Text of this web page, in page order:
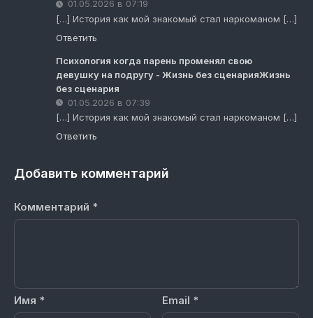
01.05.2026 в 07:19
[…] История как мой знакомый стал наркоманом […]
Ответить
Психология когда парень променял свою
девушку на подругу - Жизнь без сценарияЖизнь
без сценария
01.05.2026 в 07:39
[…] История как мой знакомый стал наркоманом […]
Ответить
Добавить комментарий
Комментарий *
Имя * Email *